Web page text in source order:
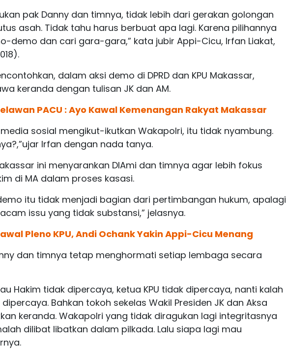
pak Danny dan timnya, tidak lebih dari gerakan golongan
asah. Tidak tahu harus berbuat apa lagi. Karena pilihannya
demo dan cari gara-gara,” kata jubir Appi-Cicu, Irfan Liakat,
dalam aksi demo di DPRD dan KPU Makassar,
keranda dengan tulisan JK dan AM.
PACU : Ayo Kawal Kemenangan Rakyat Makassar
sosial mengikut-ikutkan Wakapolri, itu tidak nyambung.
Irfan dengan nada tanya.
ini menyarankan DIAmi dan timnya agar lebih fokus
di MA dalam proses kasasi.
itu tidak menjadi bagian dari pertimbangan hukum, apalagi
issu yang tidak substansi,” jelasnya.
Pleno KPU, Andi Ochank Yakin Appi-Cicu Menang
dan timnya tetap menghormati setiap lembaga secara
Hakim tidak dipercaya, ketua KPU tidak dipercaya, nanti kalah
Bahkan tokoh sekelas Wakil Presiden JK dan Aksa
keranda. Wakapolri yang tidak diragukan lagi integritasnya
dilibat libatkan dalam pilkada. Lalu siapa lagi mau